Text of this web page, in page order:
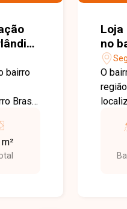
bairro
Brasil.
vão
com
Loja
no
em
O